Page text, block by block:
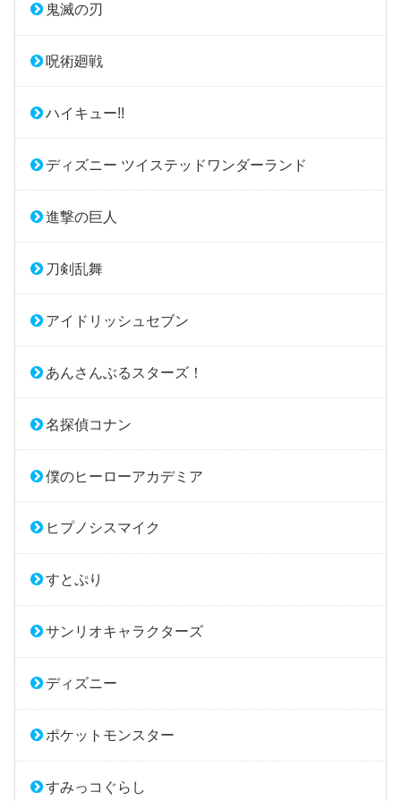
鬼滅の刃
呪術廻戦
ハイキュー!!
ディズニー ツイステッドワンダーランド
進撃の巨人
刀剣乱舞
アイドリッシュセブン
あんさんぶるスターズ！
名探偵コナン
僕のヒーローアカデミア
ヒプノシスマイク
すとぷり
サンリオキャラクターズ
ディズニー
ポケットモンスター
すみっコぐらし